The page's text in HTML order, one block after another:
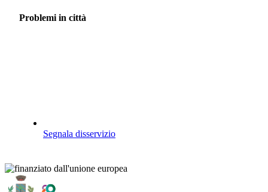
Problemi in città
Segnala disservizio